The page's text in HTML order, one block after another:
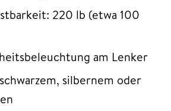
220 lb (etwa 100
am Lenker
silbernem oder